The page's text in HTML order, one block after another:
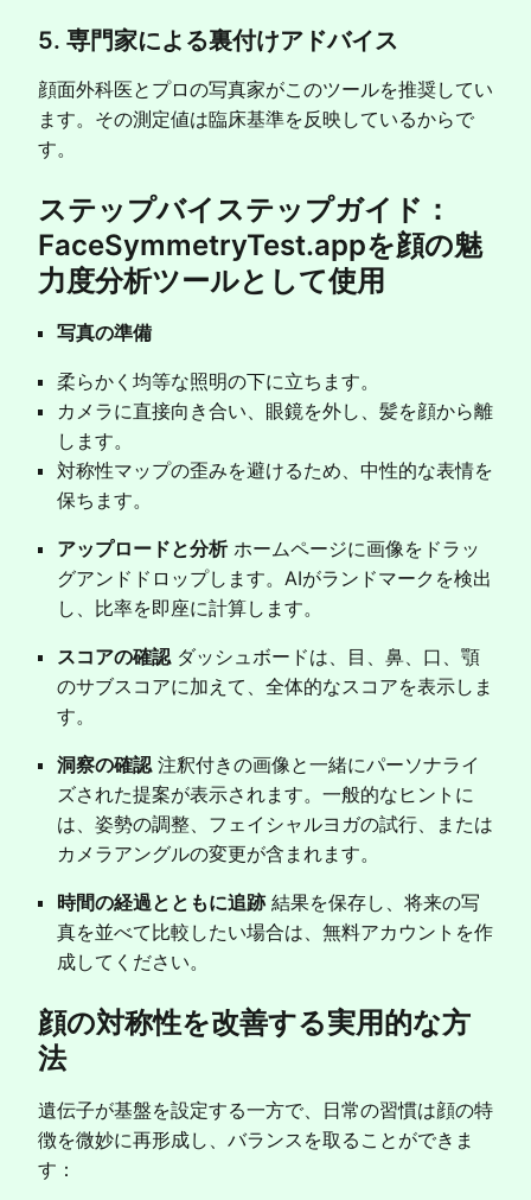
5. 専門家による裏付けアドバイス
顔面外科医とプロの写真家がこのツールを推奨してい
ます。その測定値は臨床基準を反映しているからで
す。
ステップバイステップガイド：
FaceSymmetryTest.appを顔の魅
力度分析ツールとして使用
写真の準備
柔らかく均等な照明の下に立ちます。
カメラに直接向き合い、眼鏡を外し、髪を顔から離
します。
対称性マップの歪みを避けるため、中性的な表情を
保ちます。
アップロードと分析ホームページに画像をドラッ
グアンドドロップします。AIがランドマークを検出
し、比率を即座に計算します。
スコアの確認ダッシュボードは、目、鼻、口、顎
のサブスコアに加えて、全体的なスコアを表示しま
す。
洞察の確認注釈付きの画像と一緒にパーソナライ
ズされた提案が表示されます。一般的なヒントに
は、姿勢の調整、フェイシャルヨガの試行、または
カメラアングルの変更が含まれます。
時間の経過とともに追跡結果を保存し、将来の写
真を並べて比較したい場合は、無料アカウントを作
成してください。
顔の対称性を改善する実用的な方
法
遺伝子が基盤を設定する一方で、日常の習慣は顔の特
徴を微妙に再形成し、バランスを取ることができま
す：